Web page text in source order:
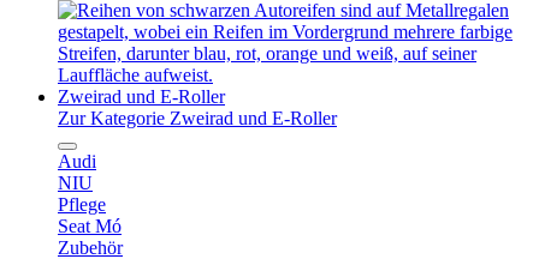
Zweirad und E-Roller
Zur Kategorie Zweirad und E-Roller
Audi
NIU
Pflege
Seat Mó
Zubehör